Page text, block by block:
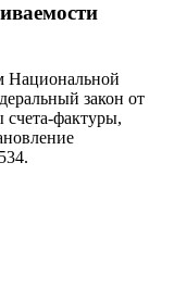
Национальной
закон от
фактуры,